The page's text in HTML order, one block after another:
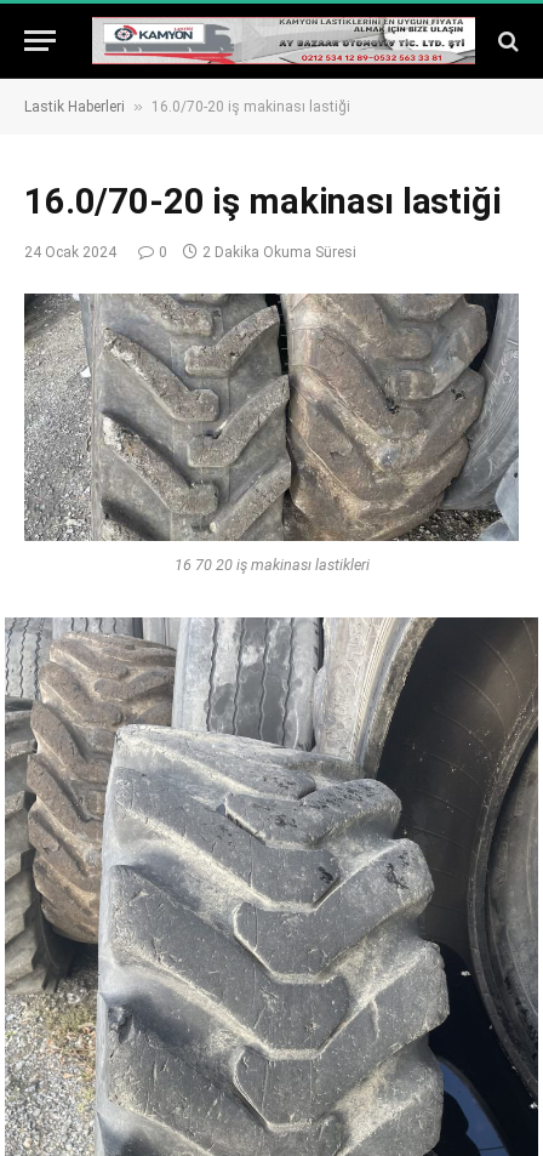
Lastik Haberleri » 16.0/70-20 iş makinası lastiği
16.0/70-20 iş makinası lastiği
24 Ocak 2024 0 2 Dakika Okuma Süresi
16 70 20 iş makinası lastikleri